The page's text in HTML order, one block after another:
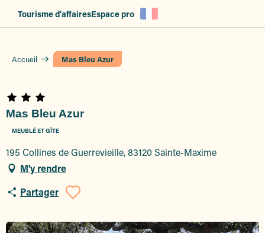
Tourisme d'affairesEspace pro
Accueil Mas Bleu Azur
Mas Bleu Azur
MEUBLÉ ET GÎTE
195 Collines de Guerrevieille, 83120 Sainte-Maxime
M'y rendre
Partager
Ajouter aux favoris